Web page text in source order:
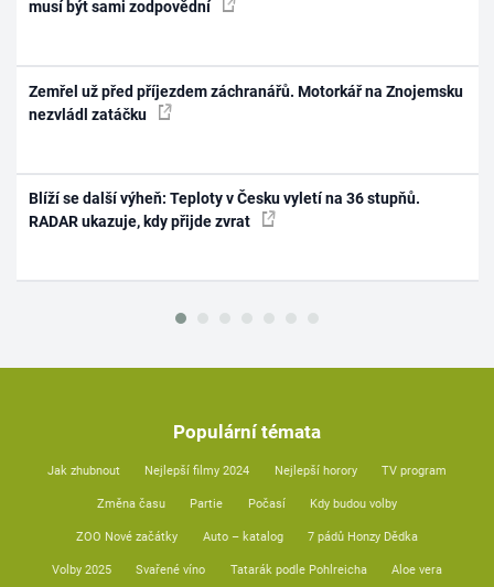
musí být sami zodpovědní
Zemřel už před příjezdem záchranářů. Motorkář na Znojemsku
nezvládl zatáčku
Blíží se další výheň: Teploty v Česku vyletí na 36 stupňů.
RADAR ukazuje, kdy přijde zvrat
Populární témata
Jak zhubnout Nejlepší filmy 2024 Nejlepší horory TV program
Změna času Partie Počasí Kdy budou volby
ZOO Nové začátky Auto – katalog 7 pádů Honzy Dědka
Volby 2025 Svařené víno Tatarák podle Pohlreicha Aloe vera